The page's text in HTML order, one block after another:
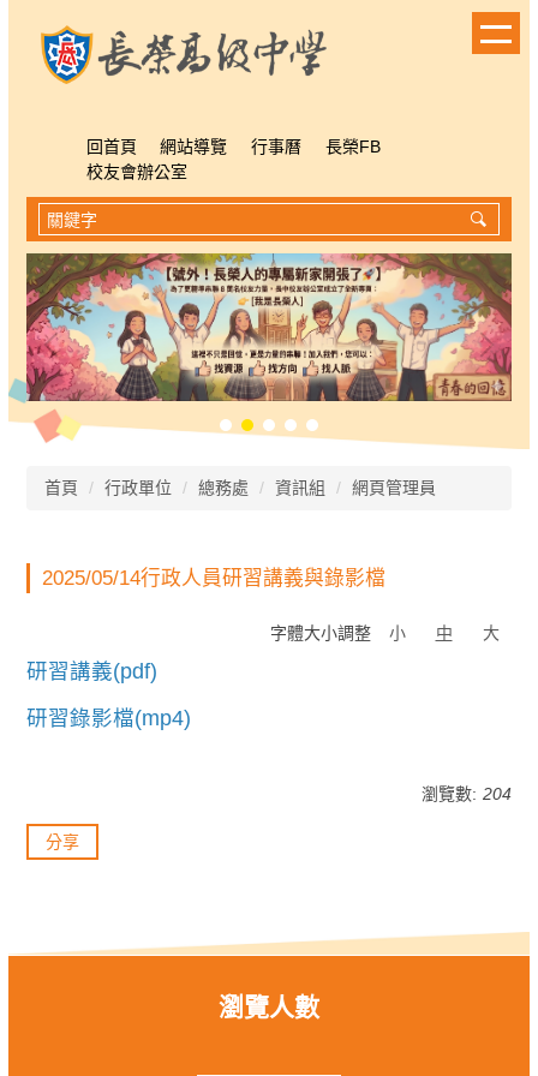
回首頁 網站導覽 行事曆
長榮FB
校友會辦公室
首頁 行政單位 總務處 資訊組 網頁管理員
2025/05/14行政人員研習講義與錄影檔
字體大小調整 小 中 大
研習講義(pdf)
研習錄影檔(mp4)
瀏覽數: 204
分享
瀏覽人數